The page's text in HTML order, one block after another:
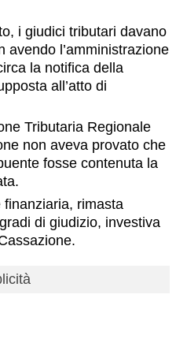
i giudici tributari davano
avendo l’amministrazione
la notifica della
all’atto di
Tributaria Regionale
non aveva provato che
fosse contenuta la
finanziaria, rimasta
di giudizio, investiva